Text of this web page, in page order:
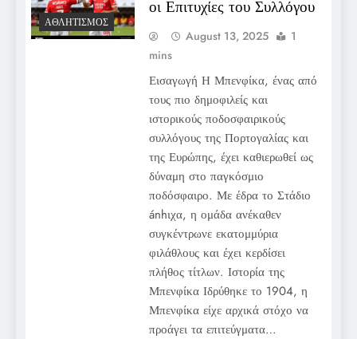
ΑΘΛΗΤΙΣΜΌΣ
οι Επιτυχίες του Συλλόγου
August 13, 2025
1
mins
Εισαγωγή Η Μπενφίκα, ένας από
τους πιο δημοφιλείς και
ιστορικούς ποδοσφαιρικούς
συλλόγους της Πορτογαλίας και
της Ευρώπης, έχει καθιερωθεί ως
δύναμη στο παγκόσμιο
ποδόσφαιρο. Με έδρα το Στάδιο
ánhιχα, η ομάδα ανέκαθεν
συγκέντρωνε εκατομμύρια
φιλάθλους και έχει κερδίσει
πλήθος τίτλων. Ιστορία της
Μπενφίκα Ιδρύθηκε το 1904, η
Μπενφίκα είχε αρχικά στόχο να
προάγει τα επιτεύγματα…